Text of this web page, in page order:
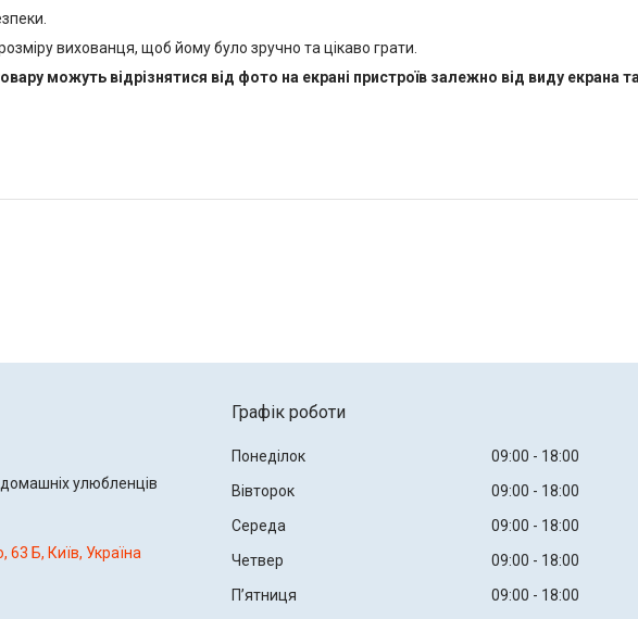
вихованця, щоб йому було зручно та цікаво грати.
можуть відрізнятися від фото на екрані пристроїв залежно від виду екрана
улюбленців
Б, Київ, Україна
Графік роботи
Понеділок 09:00
18:00
Вівторок
09:00
18:00
Середа
09:00
18:00
Четвер
09:00
18:00
Пʼятниця
09:00
18:00